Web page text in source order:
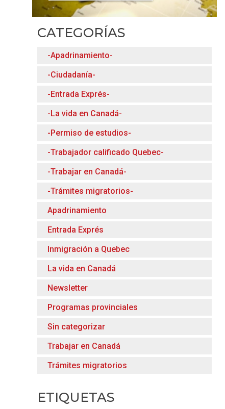
CATEGORÍAS
-Apadrinamiento-
-Ciudadanía-
-Entrada Exprés-
-La vida en Canadá-
-Permiso de estudios-
-Trabajador calificado Quebec-
-Trabajar en Canadá-
-Trámites migratorios-
Apadrinamiento
Entrada Exprés
Inmigración a Quebec
La vida en Canadá
Newsletter
Programas provinciales
Sin categorizar
Trabajar en Canadá
Trámites migratorios
ETIQUETAS